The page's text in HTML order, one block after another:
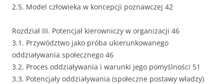
2.5. Model człowieka w koncepcji poznawczej 42
Rozdział III. Potencjał kierowniczy w organizacji 46
3.1. Przywództwo jako próba ukierunkowanego
oddziaływania społecznego 46
3.2. Proces oddziaływania i warunki jego pomyślności 51
3.3. Potencjały oddziaływania (społeczne postawy władzy)